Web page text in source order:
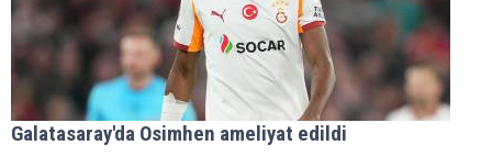
Galatasaray'da Osimhen ameliyat edildi